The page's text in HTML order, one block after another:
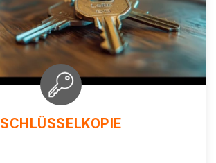
SCHLÜSSELKOPIE